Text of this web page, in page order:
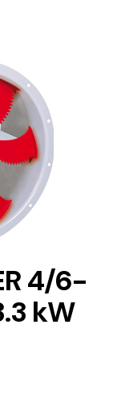
4/6-
kW